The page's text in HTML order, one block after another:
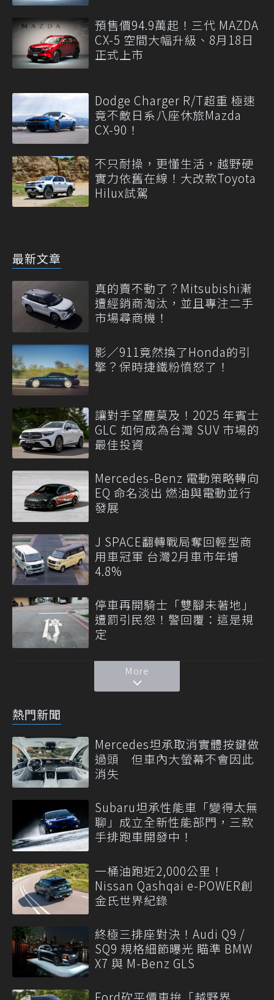
預售價94.9萬起！三代 MAZDA
CX-5 空間大幅升級、8月18日
正式上市
Dodge Charger R/T超重 極速
竟不敵日系八座休旅Mazda
CX-90！
不只耐操，更懂生活，越野硬
實力依舊在線！大改款Toyota
Hilux試駕
最新文章
真的賣不動了？Mitsubishi漸
遭經銷商淘汰，並且專注二手
市場尋商機！
影／911竟然換了Honda的引
擎？保時捷鐵粉憤怒了！
讓對手望塵莫及！2025 年賓士
GLC 如何成為台灣 SUV 市場的
最佳投資
Mercedes-Benz 電動策略轉向
EQ 命名淡出 燃油與電動並行
發展
J SPACE翻轉戰局奪回輕型商
用車冠軍 台灣2月車市年增
4.8%
停車再開騎士「雙腳未著地」
遭罰引民怨！警回覆：這是規
定
More
熱門新聞
Mercedes坦承取消實體按鍵做
過頭 但車內大螢幕不會因此
消失
Subaru坦承性能車「變得太無
聊」成立全新性能部門，三款
手排跑車開發中！
一桶油跑近2,000公里！
Nissan Qashqai e-POWER創
金氏世界紀錄
終極三排座對決！Audi Q9 /
SQ9 規格細節曝光 瞄準 BMW
X7 與 M-Benz GLS
Ford砍平價車拚「越野界